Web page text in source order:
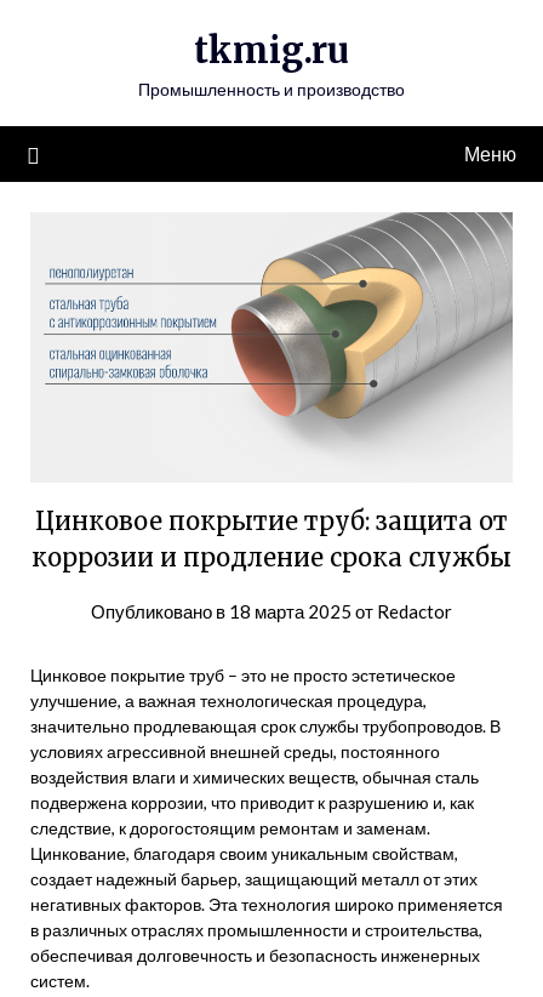
tkmig.ru
Промышленность и производство
Меню
Цинковое покрытие труб: защита от
коррозии и продление срока службы
Опубликовано в 18 марта 2025 от Redactor
Цинковое покрытие труб – это не просто эстетическое
улучшение, а важная технологическая процедура,
значительно продлевающая срок службы трубопроводов. В
условиях агрессивной внешней среды, постоянного
воздействия влаги и химических веществ, обычная сталь
подвержена коррозии, что приводит к разрушению и, как
следствие, к дорогостоящим ремонтам и заменам.
Цинкование, благодаря своим уникальным свойствам,
создает надежный барьер, защищающий металл от этих
негативных факторов. Эта технология широко применяется
в различных отраслях промышленности и строительства,
обеспечивая долговечность и безопасность инженерных
систем.